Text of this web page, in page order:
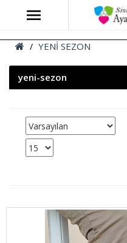
YENİ SEZON
yeni-sezon